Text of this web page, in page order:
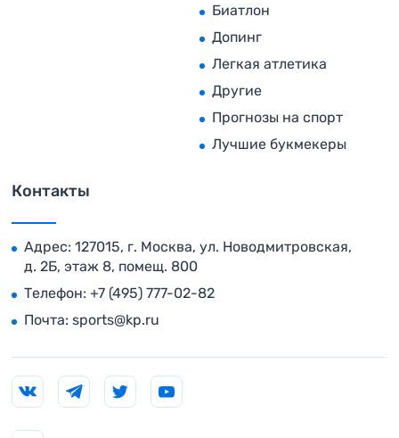
Биатлон
Допинг
Легкая атлетика
Другие
Прогнозы на спорт
Лучшие букмекеры
Контакты
Адрес: 127015, г. Москва, ул. Новодмитровская,
д. 2Б, этаж 8, помещ. 800
Телефон: +7 (495) 777-02-82
Почта: sports@kp.ru